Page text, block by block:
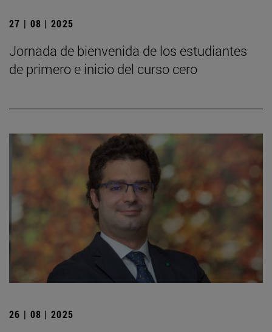
27 | 08 | 2025
Jornada de bienvenida de los estudiantes
de primero e inicio del curso cero
26 | 08 | 2025